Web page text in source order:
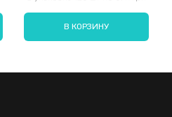
В КОРЗИНУ